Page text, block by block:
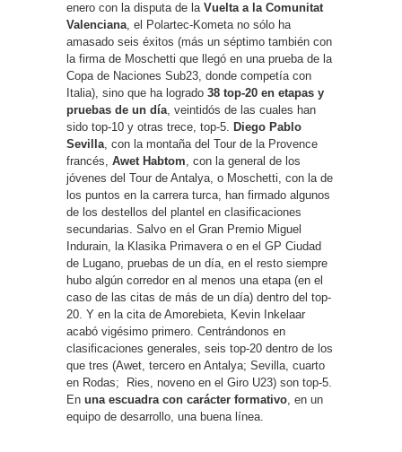
enero con la disputa de la Vuelta a la Comunitat
Valenciana, el Polartec-Kometa no sólo ha
amasado seis éxitos (más un séptimo también con
la firma de Moschetti que llegó en una prueba de la
Copa de Naciones Sub23, donde competía con
Italia), sino que ha logrado 38 top-20 en etapas y
pruebas de un día, veintidós de las cuales han
sido top-10 y otras trece, top-5. Diego Pablo
Sevilla, con la montaña del Tour de la Provence
francés, Awet Habtom, con la general de los
jóvenes del Tour de Antalya, o Moschetti, con la de
los puntos en la carrera turca, han firmado algunos
de los destellos del plantel en clasificaciones
secundarias. Salvo en el Gran Premio Miguel
Indurain, la Klasika Primavera o en el GP Ciudad
de Lugano, pruebas de un día, en el resto siempre
hubo algún corredor en al menos una etapa (en el
caso de las citas de más de un día) dentro del top-
20. Y en la cita de Amorebieta, Kevin Inkelaar
acabó vigésimo primero. Centrándonos en
clasificaciones generales, seis top-20 dentro de los
que tres (Awet, tercero en Antalya; Sevilla, cuarto
en Rodas; Ries, noveno en el Giro U23) son top-5.
En una escuadra con carácter formativo, en un
equipo de desarrollo, una buena línea.